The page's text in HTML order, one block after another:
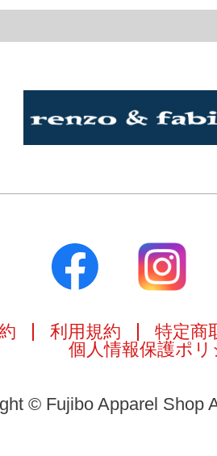
利用規約
特定商
個人情報保護ポリ
© Fujibo Apparel Shop